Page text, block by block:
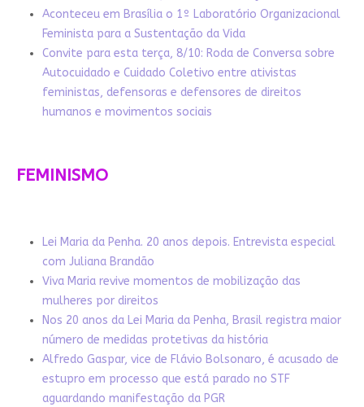
Aconteceu em Brasília o 1º Laboratório Organizacional
Feminista para a Sustentação da Vida
Convite para esta terça, 8/10: Roda de Conversa sobre
Autocuidado e Cuidado Coletivo entre ativistas
feministas, defensoras e defensores de direitos
humanos e movimentos sociais
FEMINISMO
Lei Maria da Penha. 20 anos depois. Entrevista especial
com Juliana Brandão
Viva Maria revive momentos de mobilização das
mulheres por direitos
Nos 20 anos da Lei Maria da Penha, Brasil registra maior
número de medidas protetivas da história
Alfredo Gaspar, vice de Flávio Bolsonaro, é acusado de
estupro em processo que está parado no STF
aguardando manifestação da PGR